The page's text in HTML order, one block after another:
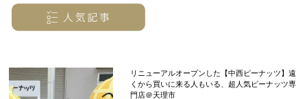
リニューアルオープンした【中西ピーナッツ】遠
くから買いに来る人もいる、超人気ピーナッツ専
門店＠天理市